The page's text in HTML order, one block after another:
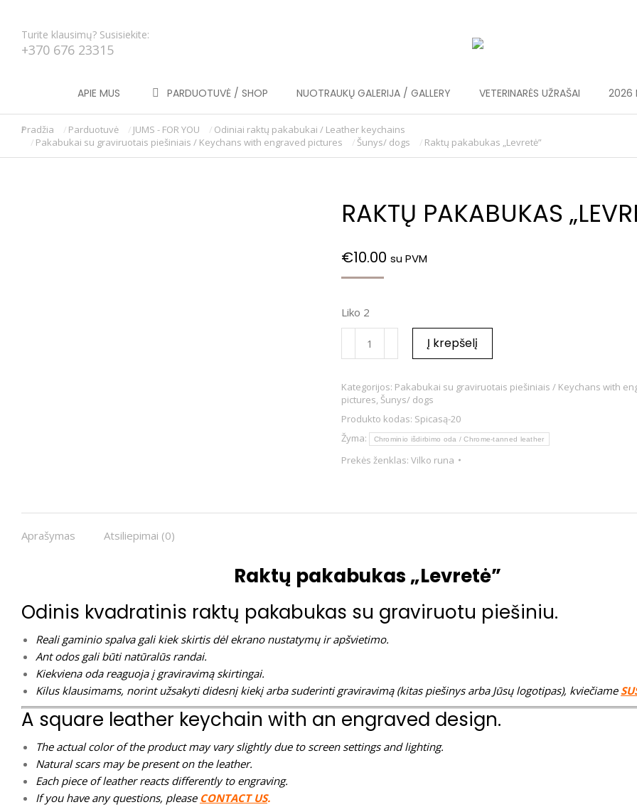
Turite klausimų? Susisiekite:
+370 676 23315
APIE MUS PARDUOTUVĖ / SHOP NUOTRAUKŲ GALERIJA / GALLERY VETERINARĖS UŽRAŠAI 2026
You are here:
Pradžia Parduotuvė JUMS - FOR YOU
Odiniai raktų pakabukai / Leather keychains
Pakabukai su graviruotais piešiniais / Keychans with engraved pictures
Šunys/ dogs Raktų pakabukas „Levretė”
RAKTŲ PAKABUKAS
€10.00 su PVM
Liko 2
Į krepšelį
Kategorijos: Pakabukai su graviruotais piešiniais / Keychans with
pictures, Šunys/ dogs
Produkto kodas: Spicasą-20
Žyma:
Chrominio išdirbimo oda / Chrome-tanned leather
Prekės ženklas: Vilko runa
Aprašymas Atsiliepimai (0)
Raktų pakabukas „Levretė”
Odinis kvadratinis raktų pakabukas su graviruotu piešiniu.
Reali gaminio spalva gali kiek skirtis dėl ekrano nustatymų ir apšvietimo.
Ant odos gali būti natūralūs randai.
Kiekviena oda reaguoja į graviravimą skirtingai.
Kilus klausimams, norint užsakyti didesnį kiekį arba suderinti graviravimą (kitas piešinys arba Jūsų logotipas), kviečiame
A square leather keychain with an engraved design.
The actual color of the product may vary slightly due to screen settings and lighting.
Natural scars may be present on the leather.
Each piece of leather reacts differently to engraving.
If you have any questions, please CONTACT US.